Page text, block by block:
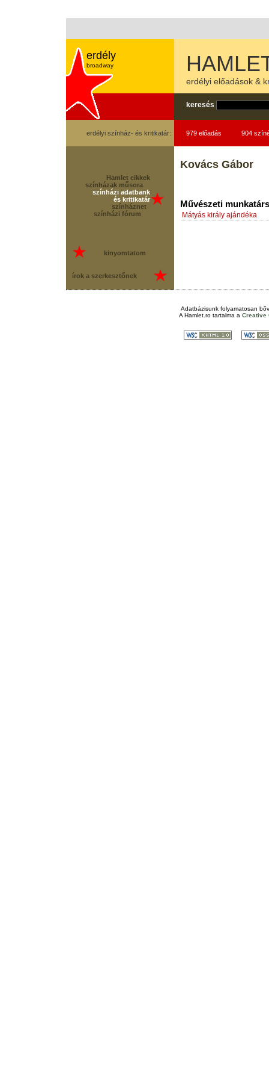
erdély
broadway
erdélyi előadások &
keresés
erdélyi színház- és kritikatár: 979 előadás 904
Kovács Gábor
Művészeti munkatárs
Mátyás király ajándéka
Hamlet cikkek
színházak műsora
színházi adatbank
és kritikatár
színháznet
színházi fórum
kinyomtatom
írok a szerkesztőnek
Adatbázisunk folyamatosan
A Hamlet.ro tartalma a Creative